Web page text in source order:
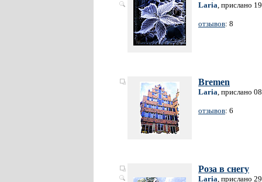
Laria, прислано
отзывов: 8
Bremen
Laria, прислано
отзывов: 6
Роза в снегу
Laria, прислано